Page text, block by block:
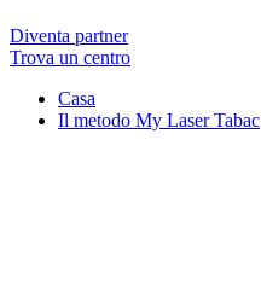
Diventa partner
Trova un centro
Casa
Il metodo My Laser Tabac